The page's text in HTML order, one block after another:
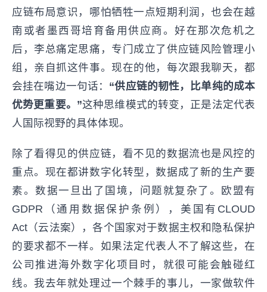
应链布局意识，哪怕牺牲一点短期利润，也会在越
南或者墨西哥培育备用供应商。好在那次危机之
后，李总痛定思痛，专门成立了供应链风险管理小
组，亲自抓这件事。现在的他，每次跟我聊天，都
会挂在嘴边一句话： “供应链的韧性，比单纯的成本
优势更重要。”这种思维模式的转变，正是法定代表
人国际视野的具体体现。
除了看得见的供应链，看不见的数据流也是风控的
重点。现在都讲数字化转型，数据成了新的生产要
素。数据一旦出了国境，问题就复杂了。欧盟有
GDPR（通用数据保护条例），美国有CLOUD
Act（云法案），各个国家对于数据主权和隐私保护
的要求都不一样。如果法定代表人不了解这些，在
公司推进海外数字化项目时，就很可能会触碰红
线。我去年就处理过一个棘手的事儿，一家做软件